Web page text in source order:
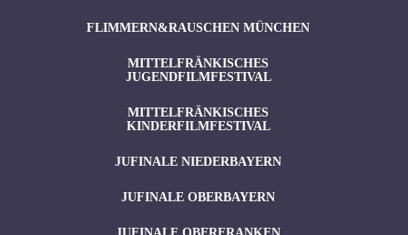
FLIMMERN&RAUSCHEN MÜNCHEN
MITTELFRÄNKISCHES
JUGENDFILMFESTIVAL
MITTELFRÄNKISCHES
KINDERFILMFESTIVAL
JUFINALE NIEDERBAYERN
JUFINALE OBERBAYERN
JUFINALE OBERFRANKEN